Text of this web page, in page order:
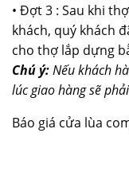
• Đợt 3 : Sau khi
khách, quý khách
cho thợ lắp dựng
Chú ý:Nếu khách
lúc giao hàng sẽ
Báo giá cửa lùa